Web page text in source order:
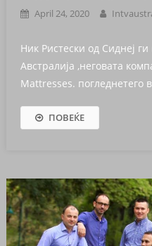
April 24, 2020
Ник Ристески од Сиднеј
Австралија ,неговата
Mattresses. погледнетего
ПОВЕЌЕ